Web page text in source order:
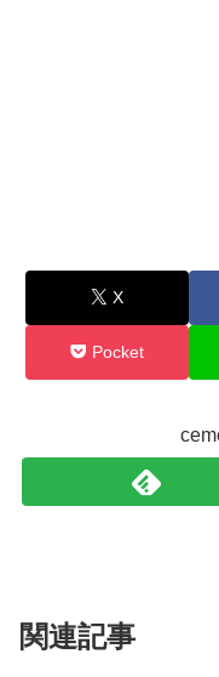
X
Pocket
関連記事